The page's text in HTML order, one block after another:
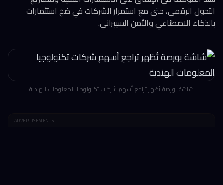
التحول الرقمي، حتى مع استمرار الشركات في ضخ استثمارات
بالذكاء الاصطناعي والأمن السيبراني.
شاشة بورصة تُظهر تراجع أسهم شركات تكنولوجيا المعلومات الهندية
ADVERTISEMENTS